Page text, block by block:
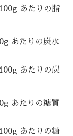
あたりの脂
あたりの炭水
あたりの炭
あたりの糖質
あたりの糖